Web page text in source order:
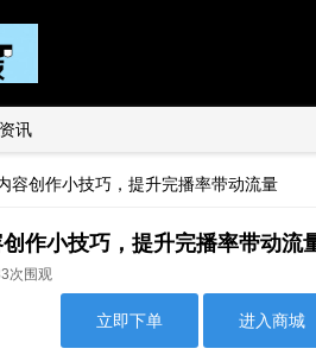
资讯
容创作小技巧，提升完播率带动流量
作小技巧，提升完播率带动流
次围观
立即下单 进入商城